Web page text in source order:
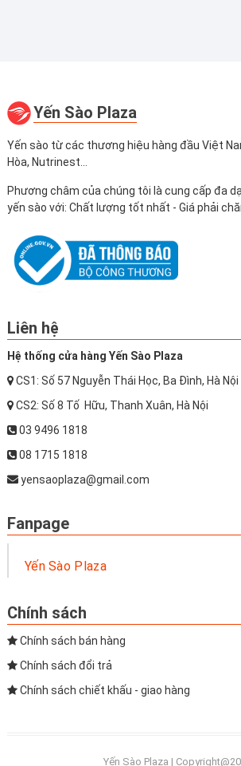
Yến Sào Plaza
Yến sào từ các thương hiệu hàng đầu Việt
Hòa, Nutrinest...
Phương châm của chúng tôi là cung cấp đa
yến sào với: Chất lượng tốt nhất - Giá phải
Liên hệ
Hệ thống cửa hàng Yến Sào Plaza
CS1: Số 57 Nguyễn Thái Học, Ba Đình, Hà Nội
CS2: Số 8 Tố Hữu, Thanh Xuân, Hà Nội
03 9496 1818
08 1715 1818
yensaoplaza@gmail.com
Fanpage
Yến Sào Plaza
Chính sách
Chính sách bán hàng
Chính sách đổi trả
Chính sách chiết khấu - giao hàng
Yến Sào Plaza |